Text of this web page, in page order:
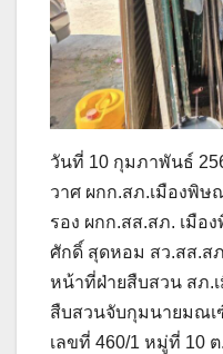
วันที่ 10 กุมภาพันธ์
วาศ ผกก.สภ.เมืองพิษ
รอง ผกก.สส.สภ. เมื
ศักดิ์ สุดหอม สว.สส.ส
หน้าที่ฝ่ายสืบสวน สภ.
สืบสวนจับกุมนายมณเ
เลขที่ 460/1 หมู่ที่ 10